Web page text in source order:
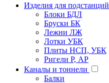
Изделия для подстанций
Блоки БДЛ
Бруски БК
Лежни ЛЖ
Лотки УБК
Плиты НСП, УБК
Ригели Р, АР
Каналы и тоннели
Балки